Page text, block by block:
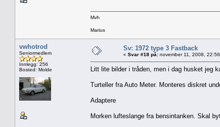
Mvh
Marius
vwhotrod
Seniormedlem
Innlegg: 256
Bosted: Molde
Sv: 1972 type 3 Fastback
« Svar #18 på: november 11, 2008,
Litt lite bilder i tråden, men i dag husket jeg
Turteller fra Auto Meter. Monteres diskret
Adaptere
Morken lufteslange fra bensintanken. Skal